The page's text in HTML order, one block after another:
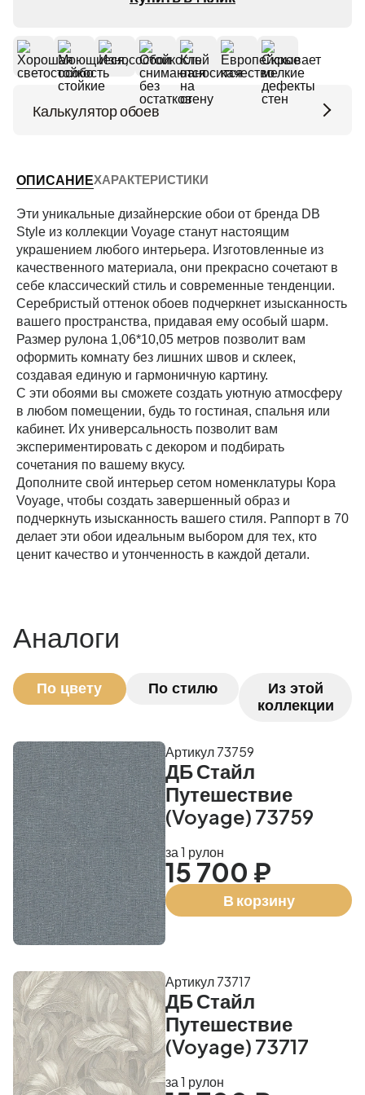
Калькулятор обоев
Периметр комнаты (м)
Рассчитать
ОПИСАНИЕХАРАКТЕРИСТИКИ
Эти уникальные дизайнерские обои от бренда DB
Style из коллекции Voyage станут настоящим
украшением любого интерьера. Изготовленные из
качественного материала, они прекрасно сочетают в
себе классический стиль и современные тенденции.
Серебристый оттенок обоев подчеркнет изысканность
вашего пространства, придавая ему особый шарм.
Размер рулона 1,06*10,05 метров позволит вам
оформить комнату без лишних швов и склеек,
создавая единую и гармоничную картину.
С эти обоями вы сможете создать уютную атмосферу
в любом помещении, будь то гостиная, спальня или
кабинет. Их универсальность позволит вам
экспериментировать с декором и подбирать
сочетания по вашему вкусу.
Дополните свой интерьер сетом номенклатуры Кора
Voyage, чтобы создать завершенный образ и
подчеркнуть изысканность вашего стиля. Раппорт в 70
делает эти обои идеальным выбором для тех, кто
ценит качество и утонченность в каждой детали.
Аналоги
По цвету По стилю
Из этой
коллекции
ДБ Стайл
Путешествие
(Voyage) 73759
Артикул 73759
за 1 рулон
15 700 ₽
В корзину
ДБ Стайл
Путешествие
(Voyage) 73717
Артикул 73717
за 1 рулон